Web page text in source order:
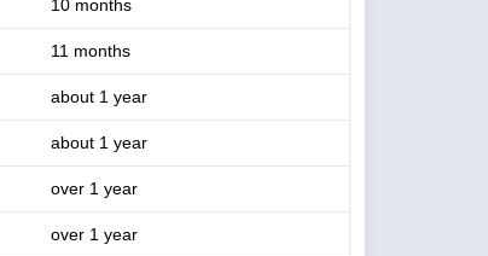
10 months
11 months
about 1 year
about 1 year
over 1 year
over 1 year